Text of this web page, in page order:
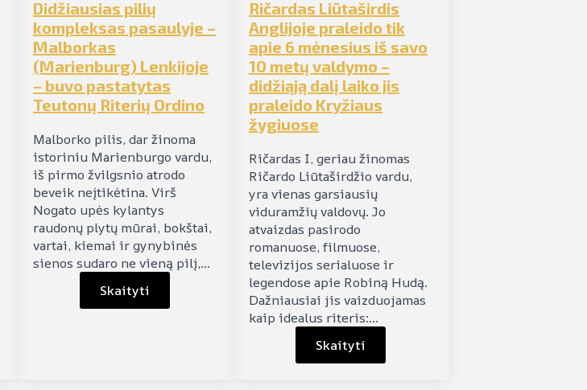
Didžiausias pilių
kompleksas pasaulyje –
Malborkas
(Marienburg) Lenkijoje
– buvo pastatytas
Teutonų Riterių Ordino
Malborko pilis, dar žinoma
istoriniu Marienburgo vardu,
iš pirmo žvilgsnio atrodo
beveik neįtikėtina. Virš
Nogato upės kylantys
raudonų plytų mūrai, bokštai,
vartai, kiemai ir gynybinės
sienos sudaro ne vieną pilį,…
Skaityti
Ričardas Liūtaširdis
Anglijoje praleido tik
apie 6 mėnesius iš savo
10 metų valdymo –
didžiąją dalį laiko jis
praleido Kryžiaus
žygiuose
Ričardas I, geriau žinomas
Ričardo Liūtaširdžio vardu,
yra vienas garsiausių
viduramžių valdovų. Jo
atvaizdas pasirodo
romanuose, filmuose,
televizijos serialuose ir
legendose apie Robiną Hudą.
Dažniausiai jis vaizduojamas
kaip idealus riteris:…
Skaityti